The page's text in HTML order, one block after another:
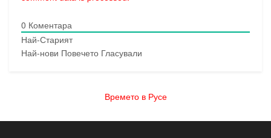
0 Коментара
Най-Старият
Най-нови Повечето Гласували
Времето в Русе